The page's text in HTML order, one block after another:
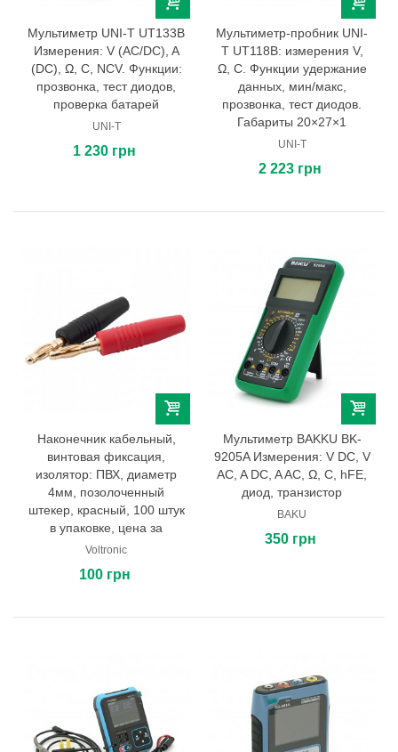
Мультиметр UNI-T UT133B
Измерения: V (AC/DC), A
(DC), Ω, C, NCV. Функции:
прозвонка, тест диодов,
проверка батарей
UNI-T
1 230 грн
Мультиметр-пробник UNI-
T UT118B: измерения V,
Ω, C. Функции удержание
данных, мин/макс,
прозвонка, тест диодов.
Габариты 20×27×1
UNI-T
2 223 грн
Наконечник кабельный,
винтовая фиксация,
изолятор: ПВХ, диаметр
4мм, позолоченный
штекер, красный, 100 штук
в упаковке, цена за
Voltronic
100 грн
Мультиметр BAKKU BK-
9205A Измерения: V DC, V
AC, A DC, A AC, Ω, C, hFE,
диод, транзистор
BAKU
350 грн